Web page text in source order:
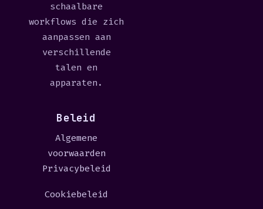
schaalbare
workflows die zich
aanpassen aan
verschillende
talen en
apparaten.
Beleid
Algemene
voorwaarden
Privacybeleid
Cookiebeleid